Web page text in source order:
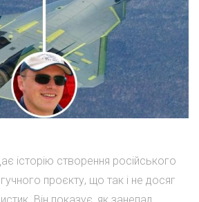
історію створення російського
проєкту, що так і не досяг